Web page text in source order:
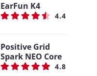
EarFun K4
4.4
Positive Grid
Spark NEO Core
4.8